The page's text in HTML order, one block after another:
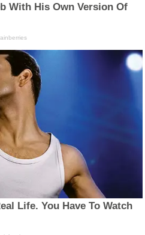
With His Own Version Of
Life. You Have To Watch